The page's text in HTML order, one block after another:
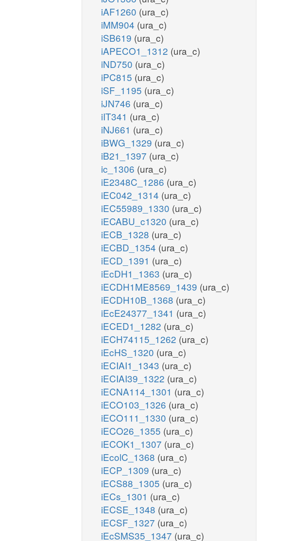
iAF1260 (ura_c)
iMM904 (ura_c)
iSB619 (ura_c)
iAPECO1_1312 (ura_c)
iND750 (ura_c)
iPC815 (ura_c)
iSF_1195 (ura_c)
iJN746 (ura_c)
iIT341 (ura_c)
iNJ661 (ura_c)
iBWG_1329 (ura_c)
iB21_1397 (ura_c)
ic_1306 (ura_c)
iE2348C_1286 (ura_c)
iEC042_1314 (ura_c)
iEC55989_1330 (ura_c)
iECABU_c1320 (ura_c)
iECB_1328 (ura_c)
iECBD_1354 (ura_c)
iECD_1391 (ura_c)
iEcDH1_1363 (ura_c)
iECDH1ME8569_1439 (ura_c)
iECDH10B_1368 (ura_c)
iEcE24377_1341 (ura_c)
iECED1_1282 (ura_c)
iECH74115_1262 (ura_c)
iEcHS_1320 (ura_c)
iECIAI1_1343 (ura_c)
iECIAI39_1322 (ura_c)
iECNA114_1301 (ura_c)
iECO103_1326 (ura_c)
iECO111_1330 (ura_c)
iECO26_1355 (ura_c)
iECOK1_1307 (ura_c)
iEcolC_1368 (ura_c)
iECP_1309 (ura_c)
iECS88_1305 (ura_c)
iECs_1301 (ura_c)
iECSE_1348 (ura_c)
iECSF_1327 (ura_c)
iEcSMS35_1347 (ura_c)